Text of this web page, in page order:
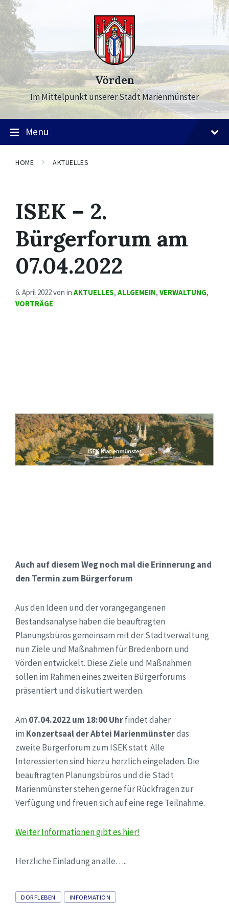
Skip
to
content
Skip
to
main
navigation
Skip
to
footer
Vörden
Im Mittelpunkt unserer Stadt Marienmünster
Menu
HOME AKTUELLES
ISEK – 2.
Bürgerforum am
07.04.2022
6. April 2022von in AKTUELLES, ALLGEMEIN, VERWALTUNG,
VORTRÄGE
Auch auf diesem Weg noch mal die Erinnerung and
den Termin zum Bürgerforum
Aus den Ideen und der vorangegangenen
Bestandsanalyse haben die beauftragten
Planungsbüros gemeinsam mit der Stadtverwaltung
nun Ziele und Maßnahmen für Bredenborn und
Vörden entwickelt. Diese Ziele und Maßnahmen
sollen im Rahmen eines zweiten Bürgerforums
präsentiert und diskutiert werden.
Am 07.04.2022 um 18:00 Uhrfindet daher
im Konzertsaal der Abtei Marienmünsterdas
zweite Bürgerforum zum ISEK statt. Alle
Interessierten sind hierzu herzlich eingeladen. Die
beauftragten Planungsbüros und die Stadt
Marienmünster stehen gerne für Rückfragen zur
Verfügung und freuen sich auf eine rege Teilnahme.
Weiter Informationen gibt es hier!
Herzliche Einladung an alle…..
Tags
DORFLEBEN INFORMATION